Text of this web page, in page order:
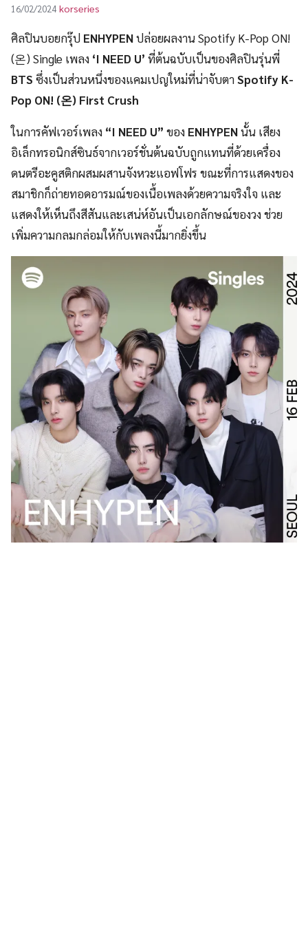
16/02/2024 korseries
ศิลปินบอยกรุ๊ป ENHYPENปล่อยผลงาน Spotify K-Pop ON!
(온) Single เพลง ‘I NEED U’ ที่ต้นฉบับเป็นของศิลปินรุ่นพี่
BTS ซึ่งเป็นส่วนหนึ่งของแคมเปญใหม่ที่น่าจับตาSpotify K-
Pop ON! (온) First Crush
ในการคัฟเวอร์เพลง “I NEED U” ของ ENHYPENนั้น เสียง
อิเล็กทรอนิกส์ซินธ์จากเวอร์ชั่นต้นฉบับถูกแทนที่ด้วยเครื่อง
ดนตรีอะคูสติกผสมผสานจังหวะแอฟโฟร ขณะที่การแสดงของ
สมาชิกก็ถ่ายทอดอารมณ์ของเนื้อเพลงด้วยความจริงใจ และ
แสดงให้เห็นถึงสีสันและเสน่ห์อันเป็นเอกลักษณ์ของวง ช่วย
เพิ่มความกลมกล่อมให้กับเพลงนี้มากยิ่งขึ้น